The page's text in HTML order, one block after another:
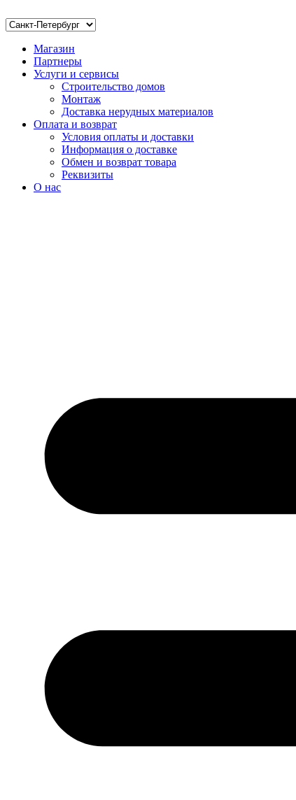
Магазин
Партнеры
Услуги и сервисы
Строительство домов
Монтаж
Доставка нерудных материалов
Оплата и возврат
Условия оплаты и доставки
Информация о доставке
Обмен и возврат товара
Реквизиты
О нас